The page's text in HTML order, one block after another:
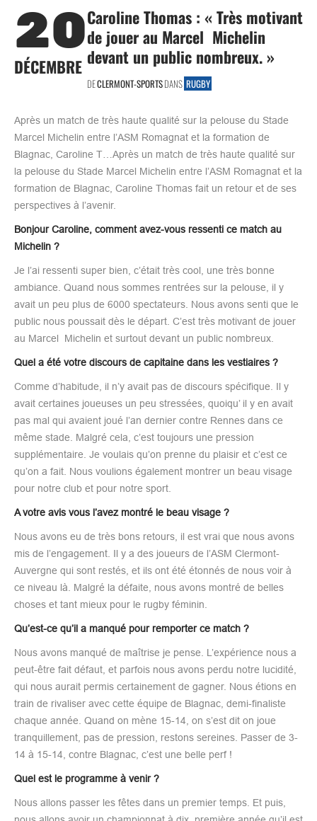
20
DÉCEMBRE
Caroline Thomas : « Très motivant
de jouer au Marcel Michelin
devant un public nombreux. »
DECLERMONT-SPORTSDANS RUGBY
Après un match de très haute qualité sur la pelouse du Stade
Marcel Michelin entre l’ASM Romagnat et la formation de
Blagnac, Caroline T…Après un match de très haute qualité sur
la pelouse du Stade Marcel Michelin entre l’ASM Romagnat et la
formation de Blagnac, Caroline Thomas fait un retour et de ses
perspectives à l’avenir.
Bonjour Caroline, comment avez-vous ressenti ce match au
Michelin ?
Je l’ai ressenti super bien, c’était très cool, une très bonne
ambiance. Quand nous sommes rentrées sur la pelouse, il y
avait un peu plus de 6000 spectateurs. Nous avons senti que le
public nous poussait dès le départ. C’est très motivant de jouer
au Marcel Michelin et surtout devant un public nombreux.
Quel a été votre discours de capitaine dans les vestiaires ?
Comme d’habitude, il n’y avait pas de discours spécifique. Il y
avait certaines joueuses un peu stressées, quoiqu’ il y en avait
pas mal qui avaient joué l’an dernier contre Rennes dans ce
même stade. Malgré cela, c’est toujours une pression
supplémentaire. Je voulais qu’on prenne du plaisir et c’est ce
qu’on a fait. Nous voulions également montrer un beau visage
pour notre club et pour notre sport.
A votre avis vous l’avez montré le beau visage ?
Nous avons eu de très bons retours, il est vrai que nous avons
mis de l’engagement. Il y a des joueurs de l’ASM Clermont-
Auvergne qui sont restés, et ils ont été étonnés de nous voir à
ce niveau là. Malgré la défaite, nous avons montré de belles
choses et tant mieux pour le rugby féminin.
Qu’est-ce qu’il a manqué pour remporter ce match ?
Nous avons manqué de maîtrise je pense. L’expérience nous a
peut-être fait défaut, et parfois nous avons perdu notre lucidité,
qui nous aurait permis certainement de gagner. Nous étions en
train de rivaliser avec cette équipe de Blagnac, demi-finaliste
chaque année. Quand on mène 15-14, on s’est dit on joue
tranquillement, pas de pression, restons sereines. Passer de 3-
14 à 15-14, contre Blagnac, c’est une belle perf !
Quel est le programme à venir ?
Nous allons passer les fêtes dans un premier temps. Et puis,